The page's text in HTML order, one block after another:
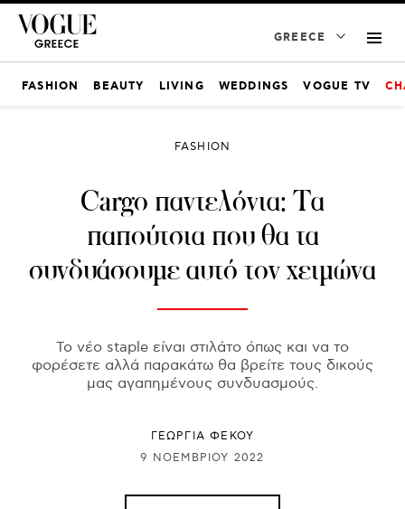
GREECE
FASHION BEAUTY LIVING WEDDINGS VOGUE TV
FASHION
Cargo παντελόνια: Τα
παπούτσια που θα τα
συνδυάσουμε αυτό τον χειμώνα
Το νέο staple είναι στιλάτο όπως και να το
φορέσετε αλλά παρακάτω θα βρείτε τους δικούς
μας αγαπημένους συνδυασμούς.
ΓΕΩΡΓΙΑ ΦΕΚΟΥ
9 ΝΟΕΜΒΡΊΟΥ 2022